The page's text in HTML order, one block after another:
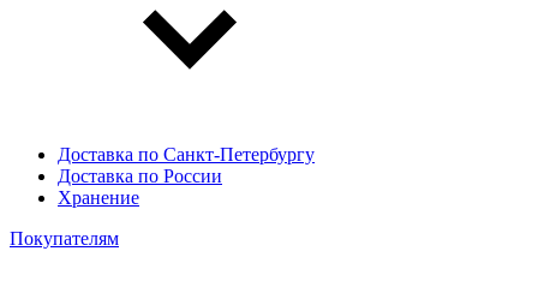
Доставка по Санкт-Петербургу
Доставка по России
Хранение
Покупателям